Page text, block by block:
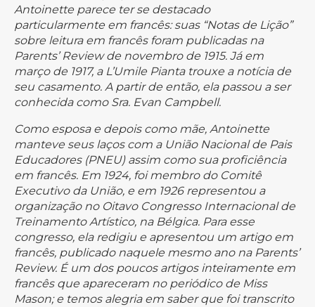
Antoinette parece ter se destacado
particularmente em francês: suas “Notas de Lição”
sobre leitura em francês foram publicadas na
Parents’ Review de novembro de 1915. Já em
março de 1917, a L’Umile Pianta trouxe a notícia de
seu casamento. A partir de então, ela passou a ser
conhecida como Sra. Evan Campbell.
Como esposa e depois como mãe, Antoinette
manteve seus laços com a União Nacional de Pais
Educadores (PNEU) assim como sua proficiência
em francês. Em 1924, foi membro do Comitê
Executivo da União, e em 1926 representou a
organização no Oitavo Congresso Internacional de
Treinamento Artístico, na Bélgica. Para esse
congresso, ela redigiu e apresentou um artigo em
francês, publicado naquele mesmo ano na Parents’
Review. É um dos poucos artigos inteiramente em
francês que apareceram no periódico de Miss
Mason; e temos alegria em saber que foi transcrito